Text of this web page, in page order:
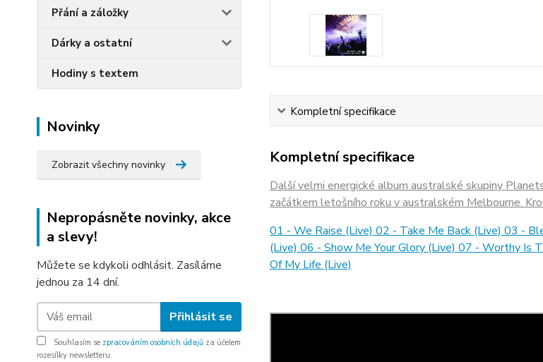
Přání a záložky
Dárky a ostatní
Hodiny s textem
Novinky
Zobrazit všechny novinky
Nepropásněte novinky, akce
a slevy!
Můžete se kdykoli odhlásit. Zasíláme
jednou za 14 dní.
Přihlásit se
Souhlasím se zpracováním osobních údajů za účelem
rozesílky newsletteru.
Kompletní specifikace
Kompletní specifikace
Další velmi energické album australské skupiny
začátkem letošního roku v australském Melbourne.
01 - We Raise (Live) 02 - Take Me Back (Live) 03 -
(Live) 06 - Show Me Your Glory (Live) 07 - Worthy Is
Of My Life (Live)